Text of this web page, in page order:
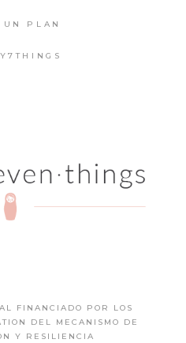
UN PLAN
FINANCIADO POR LOS
DEL MECANISMO DE
Y RESILIENCIA